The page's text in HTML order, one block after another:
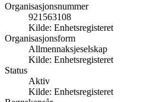
Organisasjonsnummer
921563108
Kilde: Enhetsregisteret
Organisasjonsform
Allmennaksjeselskap
Kilde: Enhetsregisteret
Status
Aktiv
Kilde: Enhetsregisteret